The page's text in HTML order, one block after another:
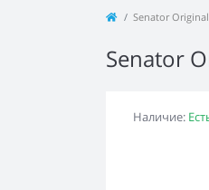
Senator
Senator
Наличие: